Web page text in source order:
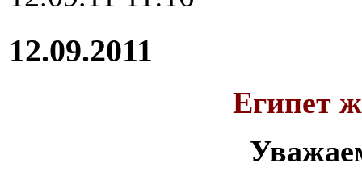
12.09.2011
Египет